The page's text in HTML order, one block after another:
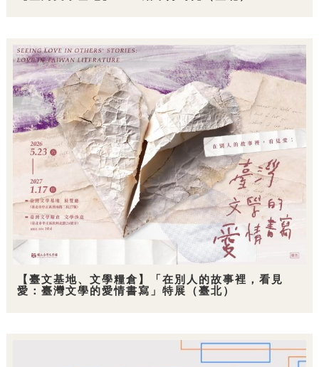
【臺文基地、文學糧倉】「在別人的故事裡，看見
愛：臺灣文學的愛情書寫」特展（臺北）